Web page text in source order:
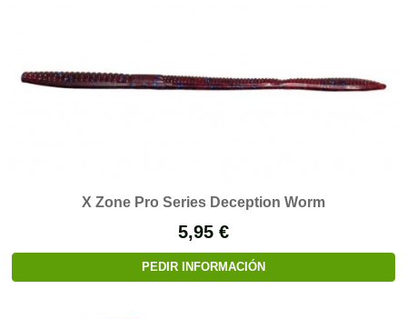
X Zone Pro Series Deception Worm
5,95 €
PEDIR INFORMACIÓN